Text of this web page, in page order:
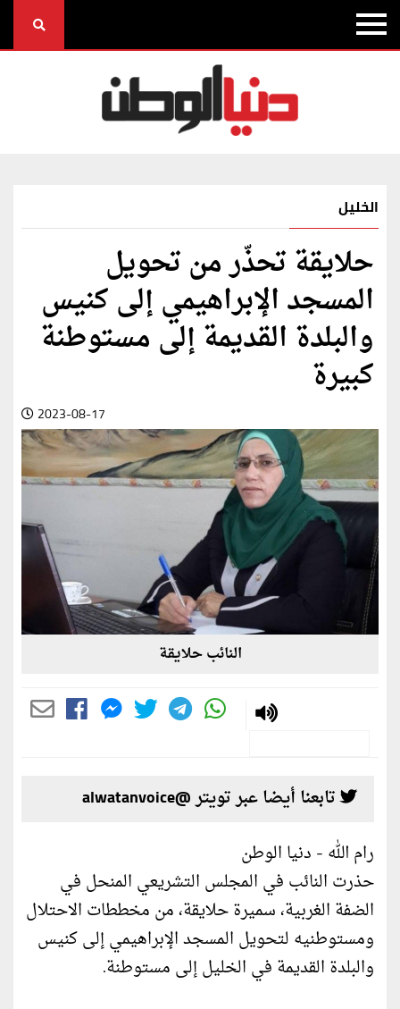
الخليل
حلايقة تحذّر من تحويل
المسجد الإبراهيمي إلى كنيس
والبلدة القديمة إلى مستوطنة
كبيرة
2023-08-17
النائب حلايقة
تابعنا أيضا عبر تويتر @alwatanvoice
رام الله - دنيا الوطن
حذرت النائب في المجلس التشريعي المنحل في
الضفة الغربية، سميرة حلايقة، من مخططات الاحتلال
ومستوطنيه لتحويل المسجد الإبراهيمي إلى كنيس
والبلدة القديمة في الخليل إلى مستوطنة.